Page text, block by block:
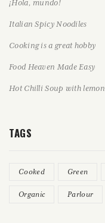
¡Hola, mundo!
Italian Spicy Noodiles
Cooking is a great hobby
Food Heaven Made Easy
Hot Chilli Soup with lemon
TAGS
Cooked Green
Organic Parlour